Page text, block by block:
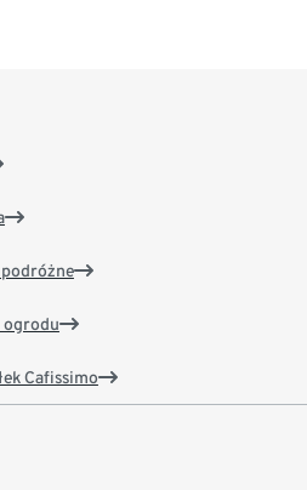
ogrodu
Cafissimo